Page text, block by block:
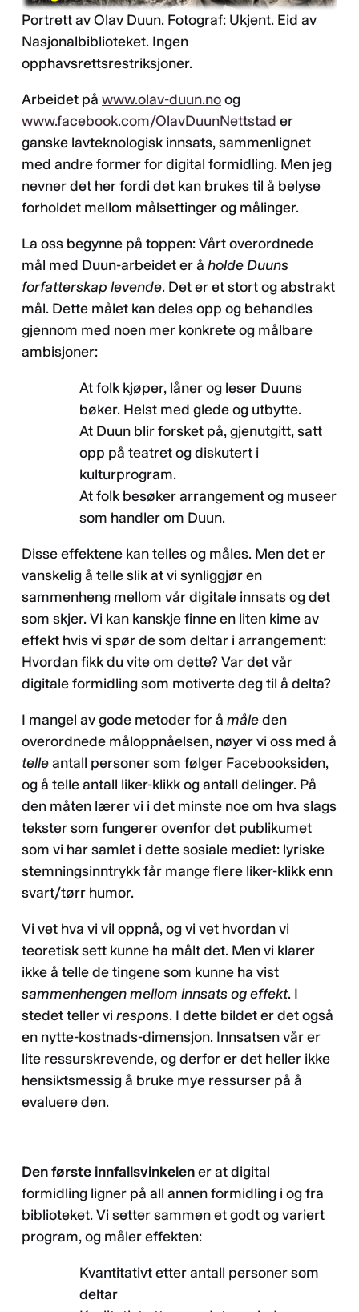
Portrett av Olav Duun. Fotograf: Ukjent. Eid av
Nasjonalbiblioteket. Ingen
opphavsrettsrestriksjoner.
Arbeidet på www.olav-duun.noog
www.facebook.com/OlavDuunNettstad er
ganske lavteknologisk innsats, sammenlignet
med andre former for digital formidling. Men jeg
nevner det her fordi det kan brukes til å belyse
forholdet mellom målsettinger og målinger.
La oss begynne på toppen: Vårt overordnede
mål med Duun-arbeidet er å holde Duuns
forfatterskap levende. Det er et stort og abstrakt
mål. Dette målet kan deles opp og behandles
gjennom med noen mer konkrete og målbare
ambisjoner:
At folk kjøper, låner og leser Duuns
bøker. Helst med glede og utbytte.
At Duun blir forsket på, gjenutgitt, satt
opp på teatret og diskutert i
kulturprogram.
At folk besøker arrangement og museer
som handler om Duun.
Disse effektene kan telles og måles. Men det er
vanskelig å telle slik at vi synliggjør en
sammenheng mellom vår digitale innsats og det
som skjer. Vi kan kanskje finne en liten kime av
effekt hvis vi spør de som deltar i arrangement:
Hvordan fikk du vite om dette? Var det vår
digitale formidling som motiverte deg til å delta?
I mangel av gode metoder for å måleden
overordnede måloppnåelsen, nøyer vi oss med å
telleantall personer som følger Facebooksiden,
og å telle antall liker-klikk og antall delinger. På
den måten lærer vi i det minste noe om hva slags
tekster som fungerer ovenfor det publikumet
som vi har samlet i dette sosiale mediet: lyriske
stemningsinntrykk får mange flere liker-klikk enn
svart/tørr humor.
Vi vet hva vi vil oppnå, og vi vet hvordan vi
teoretisk sett kunne ha målt det. Men vi klarer
ikke å telle de tingene som kunne ha vist
sammenhengen mellom innsats og effekt. I
stedet teller vi respons. I dette bildet er det også
en nytte-kostnads-dimensjon. Innsatsen vår er
lite ressurskrevende, og derfor er det heller ikke
hensiktsmessig å bruke mye ressurser på å
evaluere den.
Den første innfallsvinkelener at digital
formidling ligner på all annen formidling i og fra
biblioteket. Vi setter sammen et godt og variert
program, og måler effekten:
Kvantitativt etter antall personer som
deltar